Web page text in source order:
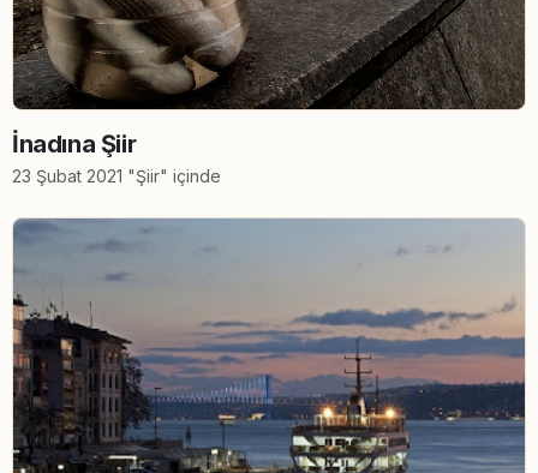
İnadına Şiir
23 Şubat 2021 "Şiir" içinde